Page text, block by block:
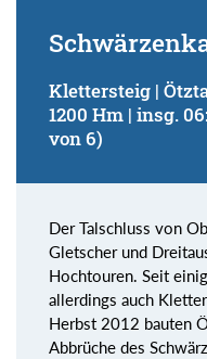
Klettersteig |
1200 Hm | insg.
von 6)
Der Talschluss von
Gletscher und
Hochtouren. Seit
allerdings auch
Herbst 2012 bauten
Abbrüche des